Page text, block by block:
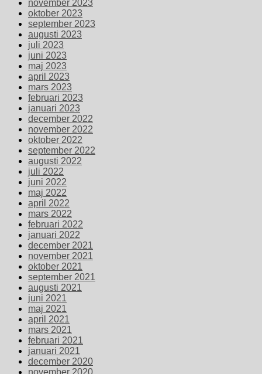
november 2023
oktober 2023
september 2023
augusti 2023
juli 2023
juni 2023
maj 2023
april 2023
mars 2023
februari 2023
januari 2023
december 2022
november 2022
oktober 2022
september 2022
augusti 2022
juli 2022
juni 2022
maj 2022
april 2022
mars 2022
februari 2022
januari 2022
december 2021
november 2021
oktober 2021
september 2021
augusti 2021
juni 2021
maj 2021
april 2021
mars 2021
februari 2021
januari 2021
december 2020
november 2020